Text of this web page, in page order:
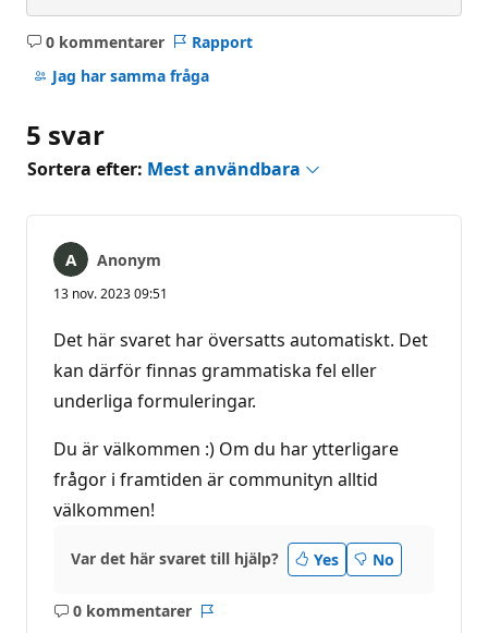
0 kommentarer
Inga
kommentarer
Rapport
Jag har samma fråga
5 svar
Sortera efter: Mest användbara
Anonym
13 nov. 2023 09:51
Det här svaret har översatts automatiskt. Det
kan därför finnas grammatiska fel eller
underliga formuleringar.
Du är välkommen :) Om du har ytterligare
frågor i framtiden är communityn alltid
välkommen!
Var det här svaret till hjälp? Yes No
0 kommentarer
Inga